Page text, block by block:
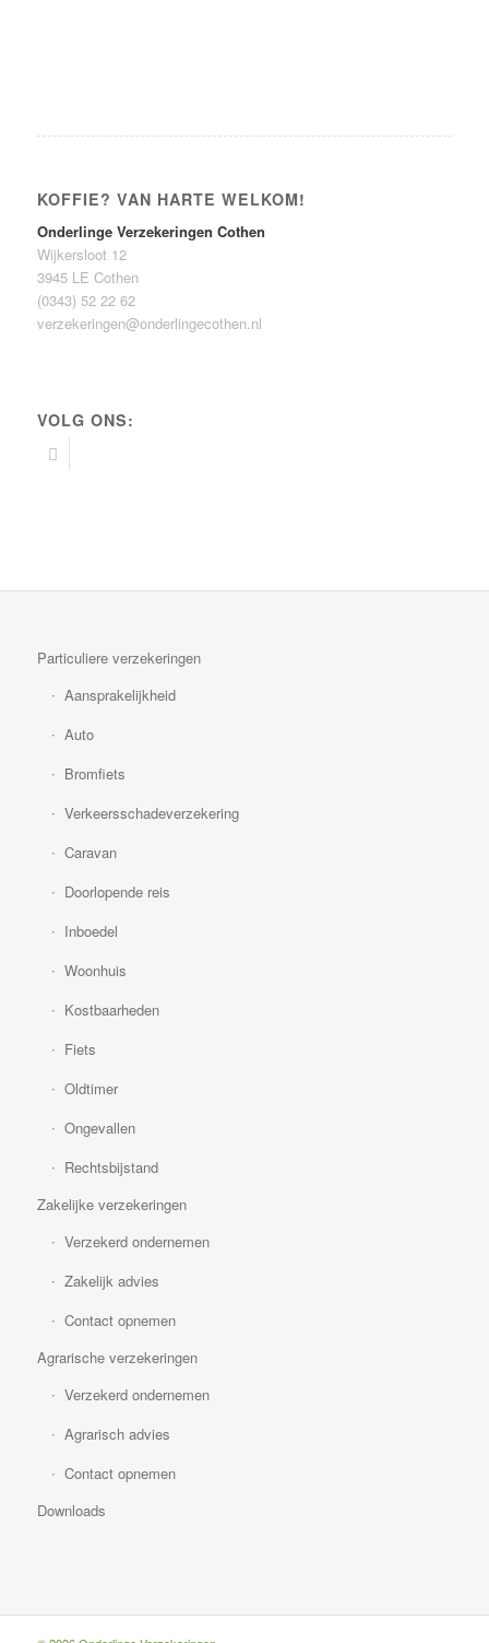
KOFFIE? VAN HARTE WELKOM!
Onderlinge Verzekeringen Cothen
Wijkersloot 12
3945 LE Cothen
(0343) 52 22 62
verzekeringen@onderlingecothen.nl
VOLG ONS:
Particuliere verzekeringen
Aansprakelijkheid
Auto
Bromfiets
Verkeersschadeverzekering
Caravan
Doorlopende reis
Inboedel
Woonhuis
Kostbaarheden
Fiets
Oldtimer
Ongevallen
Rechtsbijstand
Zakelijke verzekeringen
Verzekerd ondernemen
Zakelijk advies
Contact opnemen
Agrarische verzekeringen
Verzekerd ondernemen
Agrarisch advies
Contact opnemen
Downloads